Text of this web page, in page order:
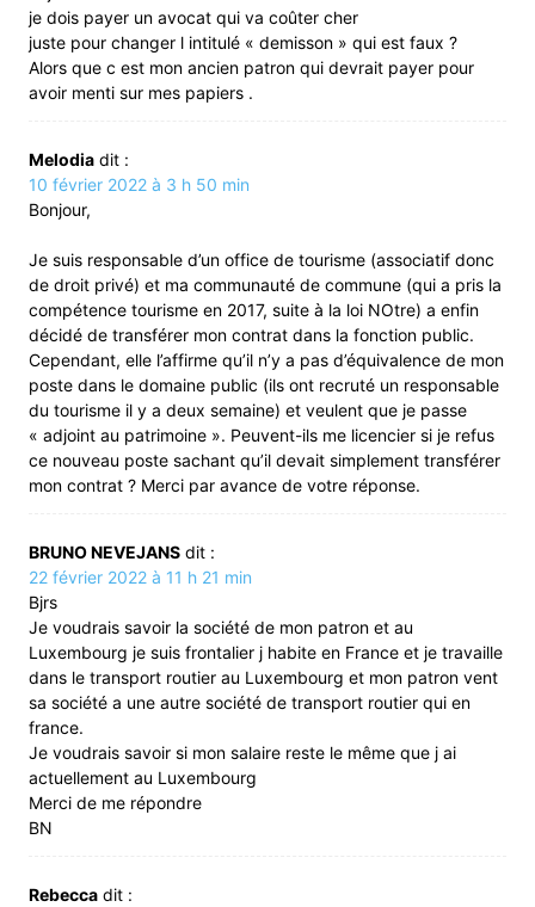
je dois payer un avocat qui va coûter cher
juste pour changer l intitulé « demisson » qui est faux ?
Alors que c est mon ancien patron qui devrait payer pour
avoir menti sur mes papiers .
Melodia dit :
10 février 2022 à 3 h 50 min
Bonjour,
Je suis responsable d’un office de tourisme (associatif donc
de droit privé) et ma communauté de commune (qui a pris la
compétence tourisme en 2017, suite à la loi NOtre) a enfin
décidé de transférer mon contrat dans la fonction public.
Cependant, elle l’affirme qu’il n’y a pas d’équivalence de mon
poste dans le domaine public (ils ont recruté un responsable
du tourisme il y a deux semaine) et veulent que je passe
« adjoint au patrimoine ». Peuvent-ils me licencier si je refus
ce nouveau poste sachant qu’il devait simplement transférer
mon contrat ? Merci par avance de votre réponse.
BRUNO NEVEJANS dit :
22 février 2022 à 11 h 21 min
Bjrs
Je voudrais savoir la société de mon patron et au
Luxembourg je suis frontalier j habite en France et je travaille
dans le transport routier au Luxembourg et mon patron vent
sa société a une autre société de transport routier qui en
france.
Je voudrais savoir si mon salaire reste le même que j ai
actuellement au Luxembourg
Merci de me répondre
BN
Rebecca dit :